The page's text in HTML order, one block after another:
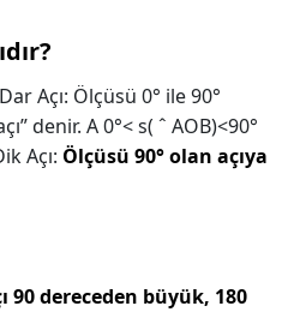
Açı: Ölçüsü 0° ile 90°
denir. A 0°< s( ˆ AOB)<90°
Açı: Ölçüsü 90° olan açıya
90 dereceden büyük, 180